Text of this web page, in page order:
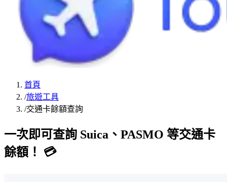
首頁
/旅遊工具
/交通卡餘額查詢
一次即可查詢 Suica、PASMO 等交通卡
餘額！ 💳